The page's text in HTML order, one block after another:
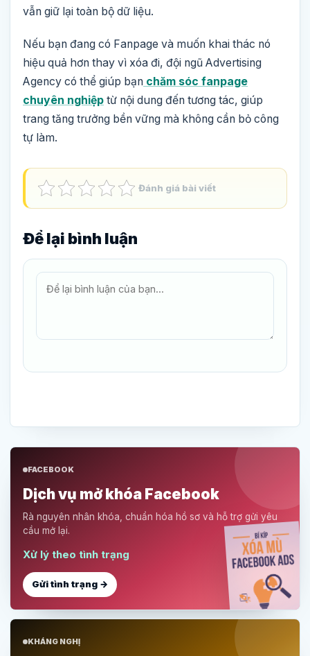
vẫn giữ lại toàn bộ dữ liệu.
Nếu bạn đang có Fanpage và muốn khai thác nó
hiệu quả hơn thay vì xóa đi, đội ngũ Advertising
Agency có thể giúp bạn chăm sóc fanpage
chuyên nghiệp từ nội dung đến tương tác, giúp
trang tăng trưởng bền vững mà không cần bỏ công
tự làm.
Đánh giá bài viết
Để lại bình luận
FACEBOOK
Dịch vụ mở khóa Facebook
Rà nguyên nhân khóa, chuẩn hóa hồ sơ và hỗ trợ gửi yêu
cầu mở lại.
Xử lý theo tình trạng
Gửi tình trạng →
KHÁNG NGHỊ